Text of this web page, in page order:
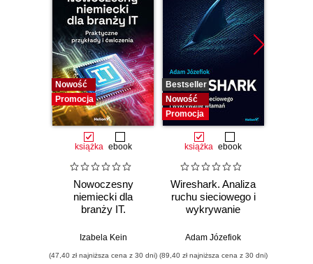
Nowość
Promocja
książka ebook
Nowoczesny
niemiecki dla
branży IT.
przykłady i
Izabela Kein
(47,40 zł najniższa cena z 30 dni)
Bestseller
Nowość
Promocja
książka ebook
Wireshark. Analiza
ruchu sieciowego i
wykrywanie
Adam Józefiok
(89,40 zł najniższa cena z 30 dni)